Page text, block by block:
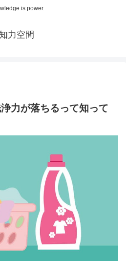
is power.
知力空間
力が落ちるって知って